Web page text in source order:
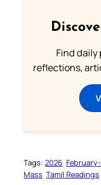
Find daily
reflections,
Tags: 2026
Mass Tamil Readings